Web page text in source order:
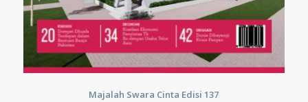
Majalah Swara Cinta Edisi 137